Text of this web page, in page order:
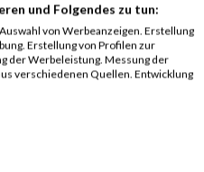
und Folgendes zu tun:
von Werbeanzeigen. Erstellung
Erstellung von Profilen zur
der Werbeleistung. Messung der
verschiedenen Quellen. Entwicklung